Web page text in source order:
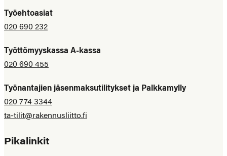
Työehtoasiat
020 690 232
Työttömyyskassa A-kassa
020 690 455
Työnantajien jäsenmaksutilitykset ja Palkkamylly
020 774 3344
ta-tilit@rakennusliitto.fi
Pikalinkit